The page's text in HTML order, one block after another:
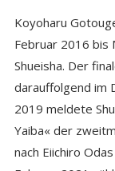
Koyoharu
Februar 2016 bis
Shueisha. Der
darauffolgend im
2019 meldete
Yaiba« der
nach Eiichiro